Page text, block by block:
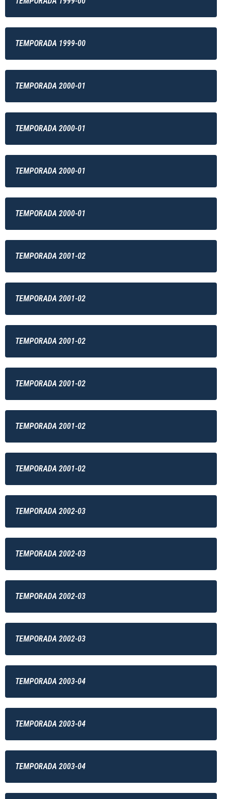
TEMPORADA 1999-00
TEMPORADA 2000-01
TEMPORADA 2000-01
TEMPORADA 2000-01
TEMPORADA 2000-01
TEMPORADA 2001-02
TEMPORADA 2001-02
TEMPORADA 2001-02
TEMPORADA 2001-02
TEMPORADA 2001-02
TEMPORADA 2001-02
TEMPORADA 2002-03
TEMPORADA 2002-03
TEMPORADA 2002-03
TEMPORADA 2002-03
TEMPORADA 2003-04
TEMPORADA 2003-04
TEMPORADA 2003-04